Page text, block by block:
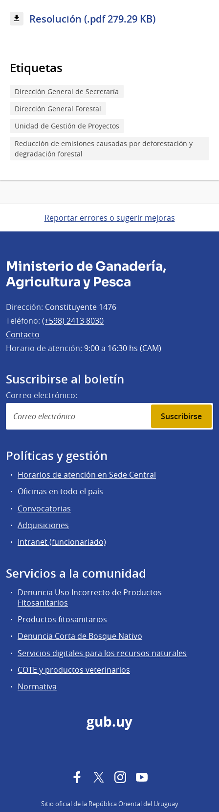
Resolución (.pdf 279.29 KB)
Etiquetas
Dirección General de Secretaría
Dirección General Forestal
Unidad de Gestión de Proyectos
Reducción de emisiones causadas por deforestación y
degradación forestal
Reportar errores o sugerir mejoras
Ministerio de Ganadería,
Agricultura y Pesca
Dirección: Constituyente 1476
Teléfono: (+598) 2413 8030
Contacto
Horario de atención: 9:00 a 16:30 hs (CAM)
Suscribirse al boletín
Correo electrónico:
Suscribirse
Políticas y gestión
Horarios de atención en Sede Central
Oficinas en todo el país
Convocatorias
Adquisiciones
Intranet (funcionariado)
Servicios a la comunidad
Denuncia Uso Incorrecto de Productos
Fitosanitarios
Productos fitosanitarios
Denuncia Corta de Bosque Nativo
Servicios digitales para los recursos naturales
COTE y productos veterinarios
Normativa
gub.uy
FacebookTwitterInstagramYouTube
Sitio oficial de la República Oriental del Uruguay